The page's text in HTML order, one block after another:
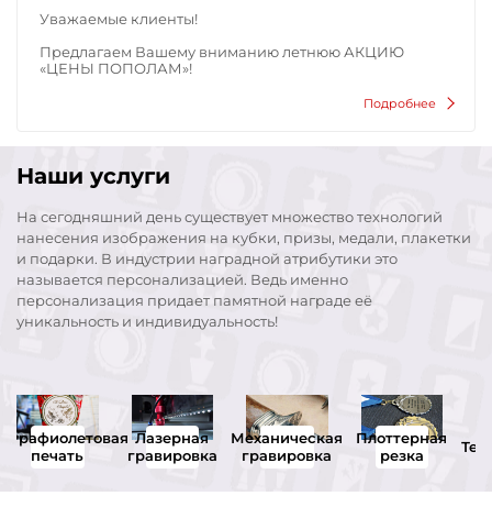
Уважаемые клиенты!
Предлагаем Вашему вниманию летнюю АКЦИЮ
«ЦЕНЫ ПОПОЛАМ»!
В августе 2026 года в течение всего месяца у Вас есть
персональную табличку к этому кубку со скидкой 50%.
матовом металле по технологии «сублимация»
Дополнительные скидки на данные таблички не
предоставляются.
2. При приобретении медали (*) Вы можете заказать
услугу лазерной гравировки (персонализации) на
медали со скидкой 50%. Обращаем Ваше внимание!
На услуги гравировки сохраняются скидки от
количества!
* (при условии технической возможности нанесения
информацию Вы можете у менеджеров компании
АРТАНС.
Подробнее
Наши услуги
На сегодняшний день существует множество технологий
нанесения изображения на кубки, призы, медали, плакетки
и подарки. В индустрии наградной атрибутики это
называется персонализацией. Ведь именно
персонализация придает памятной награде её
уникальность и индивидуальность!
печать
Лазерная
гравировка
Механическая
гравировка
Плоттерная
резка